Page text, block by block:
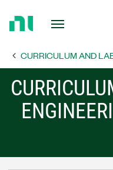
PageCURRICULUM AND